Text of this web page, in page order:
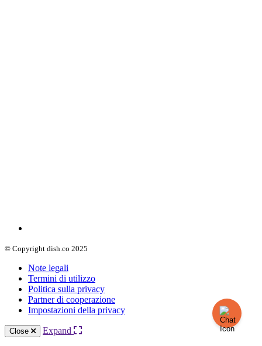
© Copyright dish.co 2025
Note legali
Termini di utilizzo
Politica sulla privacy
Partner di cooperazione
Impostazioni della privacy
Close Expand